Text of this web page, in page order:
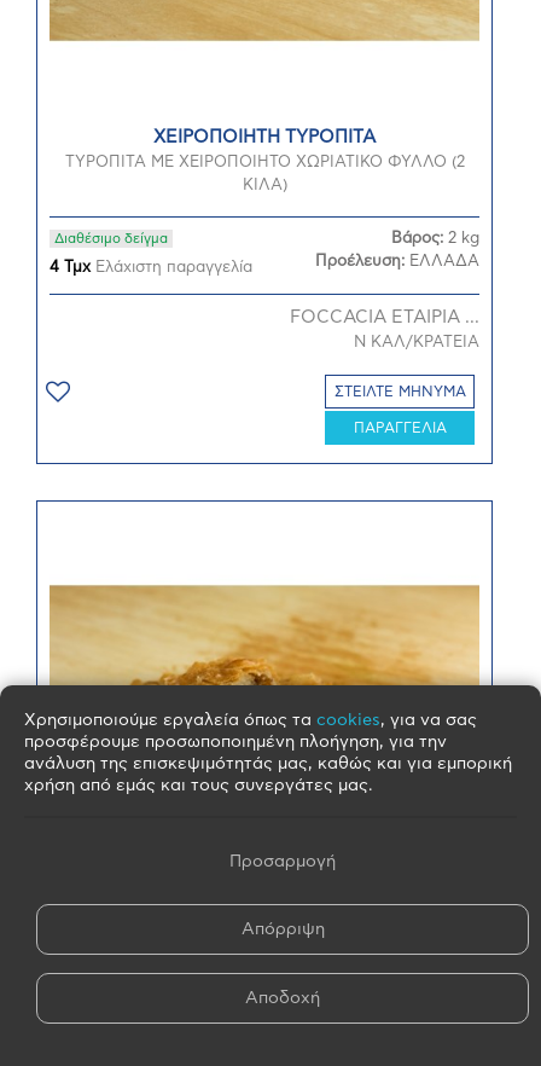
ΧΕΙΡΟΠΟΙΗΤΗ ΤΥΡΟΠΙΤΑ
ΤΥΡΟΠΙΤΑ ΜΕ ΧΕΙΡΟΠΟΙΗΤΟ ΧΩΡΙΑΤΙΚΟ ΦΥΛΛΟ (2
ΚΙΛΑ)
Διαθέσιμο δείγμα
4 ΤμχΕλάχιστη παραγγελία
Βάρος: 2 kg
Προέλευση: ΕΛΛΑΔΑ
FOCCACIA ΕΤΑΙΡΙΑ ...
Ν ΚΑΛ/ΚΡΑΤΕΙΑ
ΣΤΕΙΛΤΕ ΜΗΝΥΜΑ
ΠΑΡΑΓΓΕΛΙΑ
ΧΕΙΡΟΠΟΙΗΤΗ ΜΠΟΥΓΑΤΣΑ ΜΕ ΚΙΜΑ
ΧΕΙΡΟΠΟΙΗΤΗ ΜΠΟΥΓΑΤΣΑ ΜΕ ΚΙΜΑ ΜΕ ΦΥΛΛΟ
Χρησιμοποιούμε εργαλεία όπως τα cookies, για να σας
προσφέρουμε προσωποποιημένη πλοήγηση, για την
ανάλυση της επισκεψιμότητάς μας, καθώς και για εμπορική
χρήση από εμάς και τους συνεργάτες μας.
Προσαρμογή
Απόρριψη
Αποδοχή